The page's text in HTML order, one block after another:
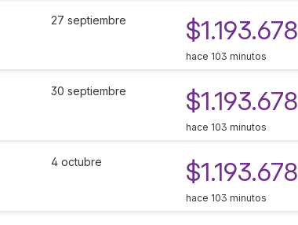
27 septiembre $1.193.678
hace 103 minutos
30 septiembre $1.193.678
hace 103 minutos
4 octubre $1.193.678
hace 103 minutos